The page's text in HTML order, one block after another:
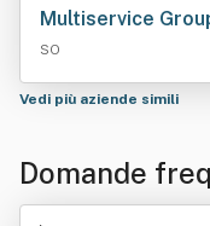
Multiservice
SO
Vedi più aziende simili
Domande